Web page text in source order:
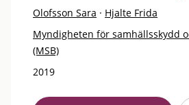
Olofsson Sara · Hjalte Frida
Myndigheten för samhällsskydd
(MSB)
2019